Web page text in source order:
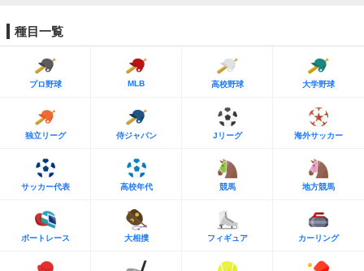
種目一覧
プロ野球 MLB 高校野球 大学野球
独立リーグ 侍ジャパン Jリーグ 海外サッカー
サッカー代表 高校年代 競馬 地方競馬
ボートレース 大相撲 フィギュア カーリング